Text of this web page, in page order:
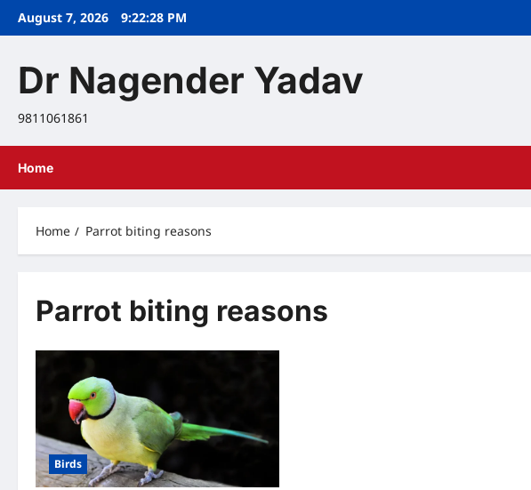
SkipAugust 7, 2026 9:22:29 PM
Dr Nagender Yadav
9811061861
Home
Home Parrot biting reasons
Parrot biting reasons
Birds